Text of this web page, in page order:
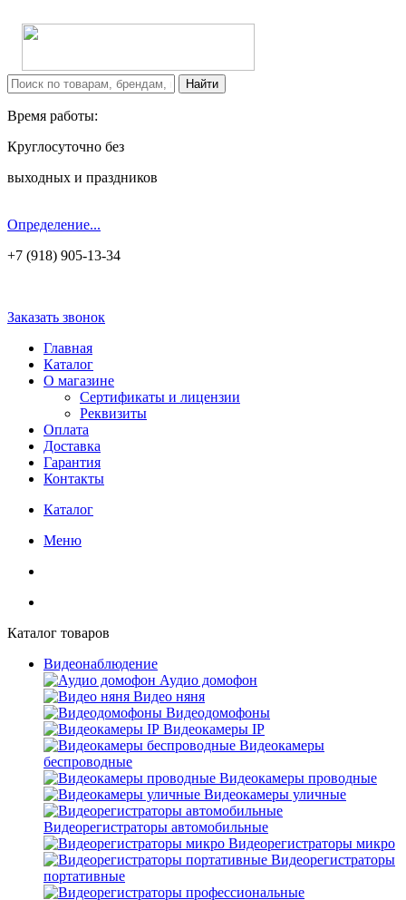
Время работы:
Круглосуточно без
выходных и праздников
Определение...
+7 (918) 905-13-34
Заказать звонок
Главная
Каталог
О магазине
Сертификаты и лицензии
Реквизиты
Оплата
Доставка
Гарантия
Контакты
Каталог
Меню
Каталог товаров
Видеонаблюдение
Аудио домофон
Видео няня
Видеодомофоны
Видеокамеры IP
Видеокамеры
беспроводные
Видеокамеры проводные
Видеокамеры уличные
Видеорегистраторы автомобильные
Видеорегистраторы микро
Видеорегистраторы
портативные